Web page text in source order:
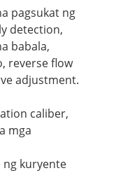
pagsukat ng
detection,
babala,
reverse flow
adjustment.
caliber,
mga
kuryente